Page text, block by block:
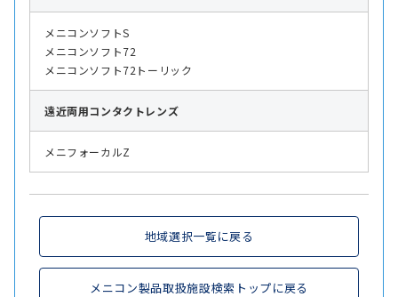
メニコンソフトS
メニコンソフト72
メニコンソフト72トーリック
遠近両用コンタクトレンズ
メニフォーカルZ
地域選択一覧に戻る
メニコン製品取扱施設検索トップに戻る